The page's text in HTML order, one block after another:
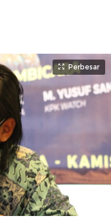
Perbesar